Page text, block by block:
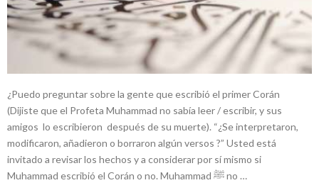
¿Puedo preguntar sobre la gente que escribió el primer Corán
(Dijiste que el Profeta Muhammad no sabía leer / escribir, y sus
amigos lo escribieron después de su muerte). “¿Se interpretaron,
modificaron, añadieron o borraron algún versos ?” Usted está
invitado a revisar los hechos y a considerar por sí mismo si
Muhammad escribió el Corán o no. Muhammad ﷺ no …